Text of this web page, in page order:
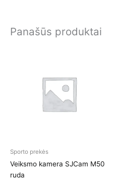
Panašūs produktai
Sporto prekės
Veiksmo kamera SJCam M50
ruda